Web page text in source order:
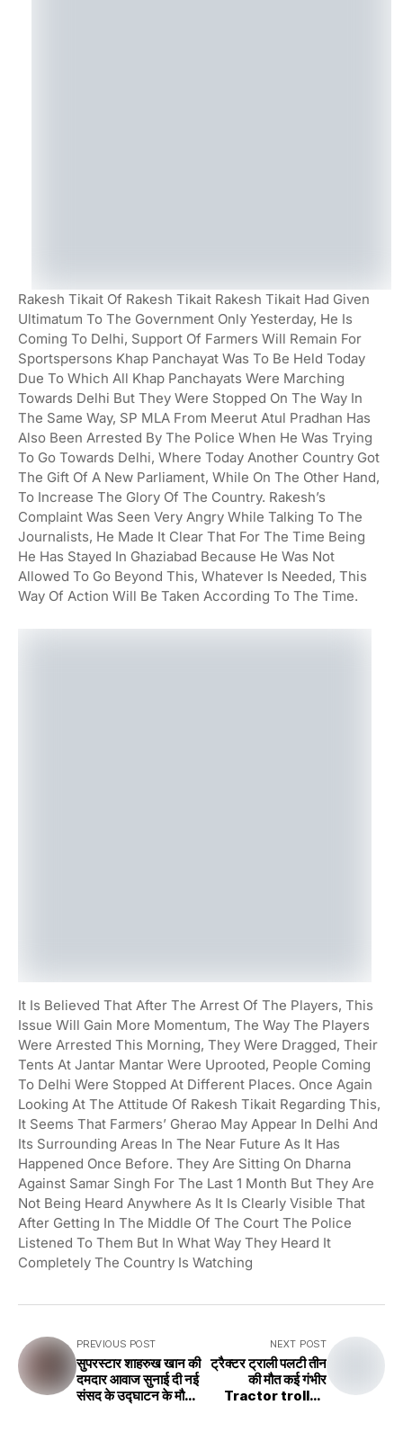
Rakesh Tikait Of Rakesh Tikait Rakesh Tikait Had Given
Ultimatum To The Government Only Yesterday, He Is
Coming To Delhi, Support Of Farmers Will Remain For
Sportspersons Khap Panchayat Was To Be Held Today
Due To Which All Khap Panchayats Were Marching
Towards Delhi But They Were Stopped On The Way In
The Same Way, SP MLA From Meerut Atul Pradhan Has
Also Been Arrested By The Police When He Was Trying
To Go Towards Delhi, Where Today Another Country Got
The Gift Of A New Parliament, While On The Other Hand,
To Increase The Glory Of The Country. Rakesh’s
Complaint Was Seen Very Angry While Talking To The
Journalists, He Made It Clear That For The Time Being
He Has Stayed In Ghaziabad Because He Was Not
Allowed To Go Beyond This, Whatever Is Needed, This
Way Of Action Will Be Taken According To The Time.
It Is Believed That After The Arrest Of The Players, This
Issue Will Gain More Momentum, The Way The Players
Were Arrested This Morning, They Were Dragged, Their
Tents At Jantar Mantar Were Uprooted, People Coming
To Delhi Were Stopped At Different Places. Once Again
Looking At The Attitude Of Rakesh Tikait Regarding This,
It Seems That Farmers’ Gherao May Appear In Delhi And
Its Surrounding Areas In The Near Future As It Has
Happened Once Before. They Are Sitting On Dharna
Against Samar Singh For The Last 1 Month But They Are
Not Being Heard Anywhere As It Is Clearly Visible That
After Getting In The Middle Of The Court The Police
Listened To Them But In What Way They Heard It
Completely The Country Is Watching
PREVIOUS POST
सुपरस्टार शाहरुख खान की
दमदार आवाज सुनाई दी नई
संसद के उद्घाटन के मौके
NEXT POST
ट्रैक्टर ट्राली पलटी तीन
की मौत कई गंभीर
Tractor trolley